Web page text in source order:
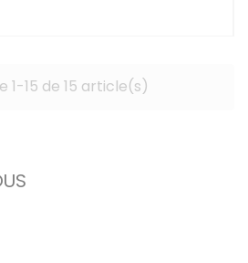
1-15 de 15 article(s)